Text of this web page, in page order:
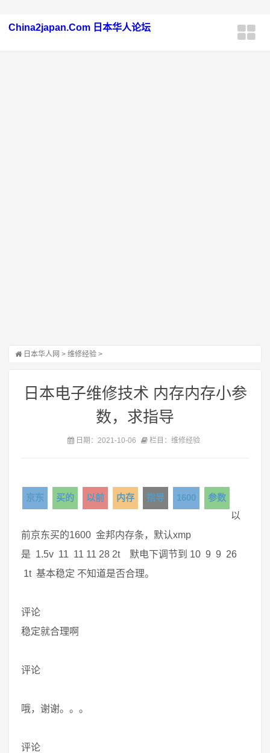
China2japan.Com 日本华人论坛
日本华人网 > 维修经验 >
日本电子维修技术 内存内存小参
数，求指导
日期：2021-10-06 栏目：维修经验
京东 买的 以前 内存 指导 1600
参数
以
前京东买的1600 金邦内存条，默认xmp
是 1.5v 11 11 11 28 2t 默电下调节到 10 9 9 26
1t 基本稳定 不知道是否合理。
评论
稳定就合理啊
评论
哦，谢谢。。。
评论